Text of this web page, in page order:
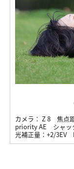
カメラ： Z 8 焦点
priority AE
シャッ
光補正量： +2/3EV